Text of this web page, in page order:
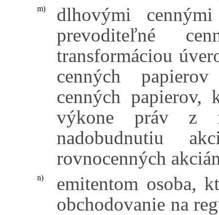
m)
dlhovými
prevoditeľné
transformáciou
cenných
cenných
výkone práv z
nadobudnutiu
rovnocenných
n)
emitentom osoba,
obchodovanie na